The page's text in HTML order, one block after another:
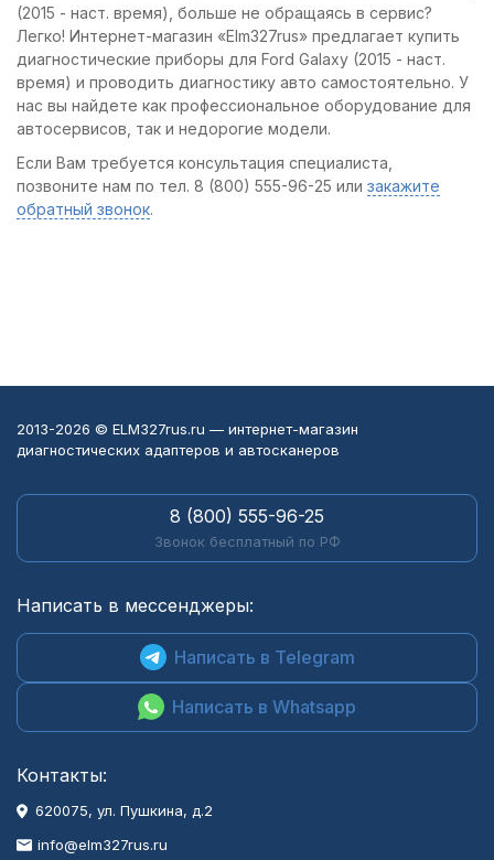
(2015 - наст. время), больше не обращаясь в сервис?
Легко! Интернет-магазин «Elm327rus» предлагает купить
диагностические приборы для Ford Galaxy (2015 - наст.
время) и проводить диагностику авто самостоятельно. У
нас вы найдете как профессиональное оборудование для
автосервисов, так и недорогие модели.
Если Вам требуется консультация специалиста,
позвоните нам по тел. 8 (800) 555-96-25 или закажите
обратный звонок.
2013-2026 © ELM327rus.ru — интернет-магазин
диагностических адаптеров и автосканеров
8 (800) 555-96-25
Звонок бесплатный по РФ
Написать в мессенджеры:
Написать в Telegram
Написать в Whatsapp
Контакты:
620075, ул. Пушкина, д.2
info@elm327rus.ru